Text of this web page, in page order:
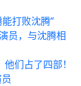
打败沈腾”
员，与沈腾相
们占了四部！